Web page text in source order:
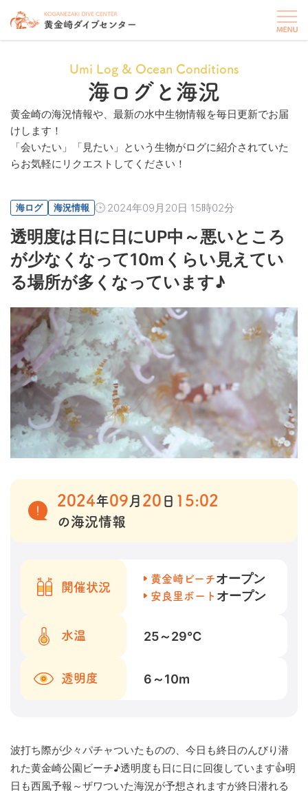
Umi Log & Ocean Conditions
海ログと海況
黄金崎の海況情報や、最新の水中生物情報を毎日更新でお届
けします！
「会いたい」「見たい」という生物がログに紹介されていた
らお気軽にリクエストしてください！
海ログ 海況情報 2024年09月20日 15時02分
透明度は日に日にUP中～悪いところ
が少なくなって10mくらい見えてい
る場所が多くなっています♪
2024年09 月 20 日 15:02
の海況情報
開催状況
黄金崎ビーチオープン
安良里ボート オープン
水温 25～29℃
透明度 6～10m
波打ち際が少々パチャついたものの、今日も終日のんびり潜
れた黄金崎公園ビーチ♪透明度も日に日に回復しています👍明
日も西風予報～ザワついた海況が予想されますが終日潜れる